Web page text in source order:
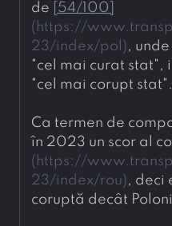
de
54/100
( https://
23/index/pol ),
"cel mai curat stat",
"cel mai corupt stat".
Ca termen de
în 2023 un scor al
( https://
23/index/rou), deci
coruptă decât